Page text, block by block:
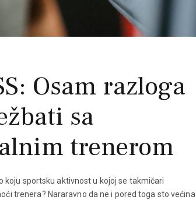
Osam razloga
sa
trenerom
koju sportsku aktivnost u kojoj se takmičari
trenera? Nararavno da ne i pored toga sto većina